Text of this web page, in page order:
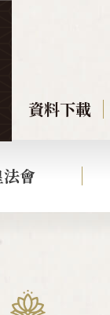
會
資料下載